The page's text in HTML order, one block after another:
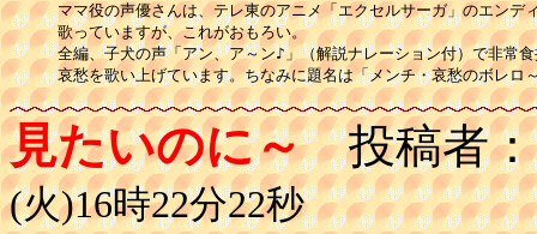
ママ役の声優さんは、テレ東のアニメ「エクセルサーガ」のエンデ
歌っていますが、これがおもろい。
全編、子犬の声「アン、ア～ン♪」（解説ナレーション付）で非常
見たいのに～投稿者：
(火)16時22分22秒